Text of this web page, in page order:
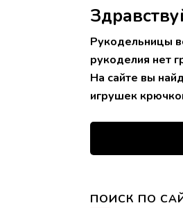
Рукодельницы
рукоделия нет
На сайте вы
игрушек
ПОИСК ПО